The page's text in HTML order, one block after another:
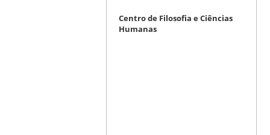
Centro de Filosofia e Ciências
Humanas